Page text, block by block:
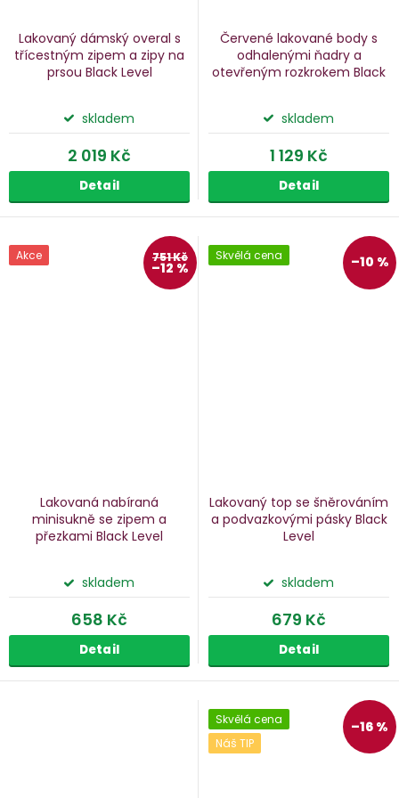
Lakovaný dámský overal s
třícestným zipem a zipy na
prsou Black Level
skladem
2 019 Kč
Detail
Červené lakované body s
odhalenými ňadry a
otevřeným rozkrokem Black
skladem
1 129 Kč
Detail
Akce 751 Kč
–12 %
Lakovaná nabíraná
minisukně se zipem a
přezkami Black Level
skladem
658 Kč
Detail
Skvělá cena –10 %
Lakovaný top se šněrováním
a podvazkovými pásky Black
Level
skladem
679 Kč
Detail
Skvělá cena
Náš TIP
–16 %